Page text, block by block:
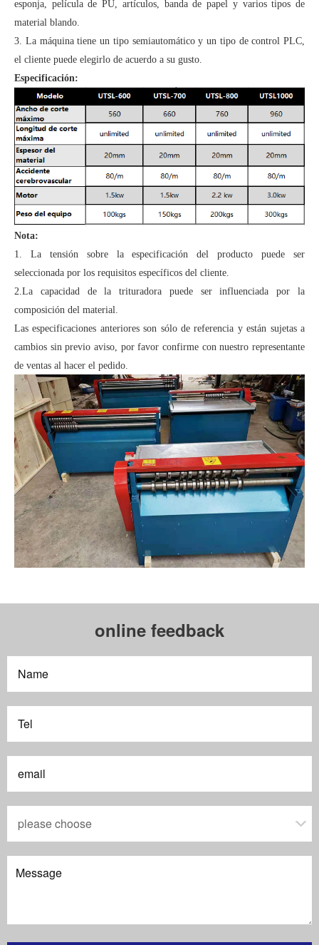
esponja, película de PU, artículos, banda de papel y varios tipos de
material blando.
3. La máquina tiene un tipo semiautomático y un tipo de control PLC,
el cliente puede elegirlo de acuerdo a su gusto.
Especificación:
Nota:
1. La tensión sobre la especificación del producto puede ser
seleccionada por los requisitos específicos del cliente.
2.La capacidad de la trituradora puede ser influenciada por la
composición del material.
Las especificaciones anteriores son sólo de referencia y están sujetas a
cambios sin previo aviso, por favor confirme con nuestro representante
de ventas al hacer el pedido.
online feedback